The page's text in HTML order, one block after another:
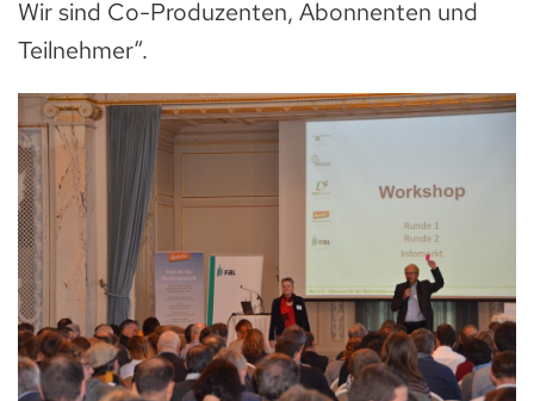
Wir sind Co-Produzenten, Abonnenten und
Teilnehmer“.